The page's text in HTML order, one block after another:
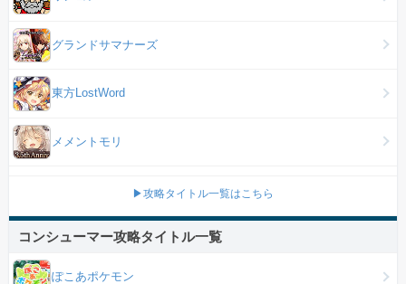
グランドサマナーズ
東方LostWord
メメントモリ
▶攻略タイトル一覧はこちら
コンシューマー攻略タイトル一覧
ぽこあポケモン